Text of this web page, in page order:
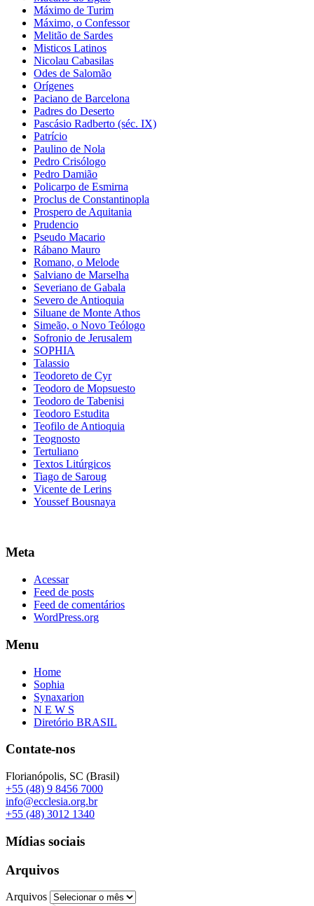
Máximo de Turim
Máximo, o Confessor
Melitão de Sardes
Misticos Latinos
Nicolau Cabasilas
Odes de Salomão
Orígenes
Paciano de Barcelona
Padres do Deserto
Pascásio Radberto (séc. IX)
Patrício
Paulino de Nola
Pedro Crisólogo
Pedro Damião
Policarpo de Esmirna
Proclus de Constantinopla
Prospero de Aquitania
Prudencio
Pseudo Macario
Rábano Mauro
Romano, o Melode
Salviano de Marselha
Severiano de Gabala
Severo de Antioquia
Siluane de Monte Athos
Simeão, o Novo Teólogo
Sofronio de Jerusalem
SOPHIA
Talassio
Teodoreto de Cyr
Teodoro de Mopsuesto
Teodoro de Tabenisi
Teodoro Estudita
Teofilo de Antioquia
Teognosto
Tertuliano
Textos Litúrgicos
Tiago de Saroug
Vicente de Lerins
Youssef Bousnaya
Meta
Acessar
Feed de posts
Feed de comentários
WordPress.org
Menu
Home
Sophia
Synaxarion
N E W S
Diretório BRASIL
Contate-nos
Florianópolis, SC (Brasil)
+55 (48) 9 8456 7000
info@ecclesia.org.br
+55 (48) 3012 1340
Mídias sociais
Arquivos
Arquivos